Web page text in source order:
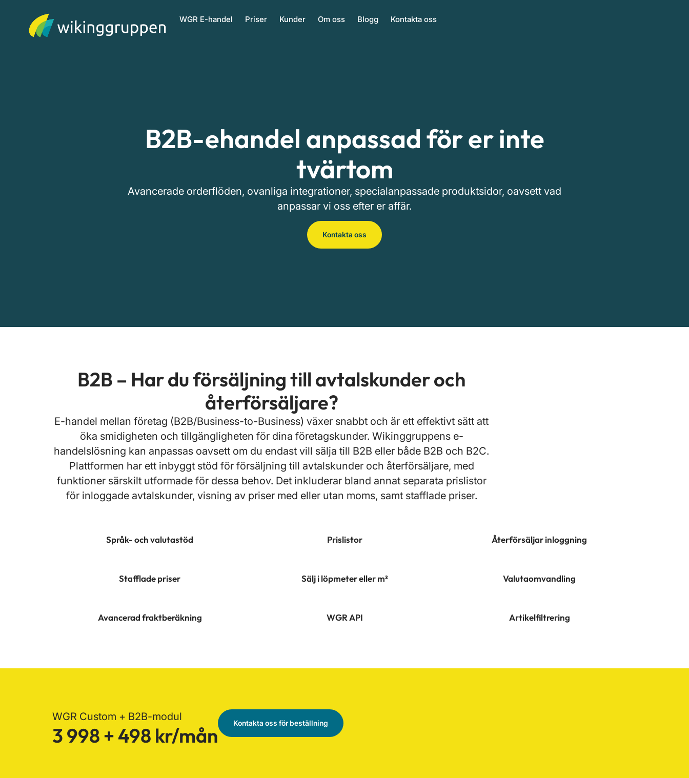
WGR E-handel Priser Kunder Om oss Blogg Kontakta oss
B2B-ehandel anpassad för er inte
tvärtom
Avancerade orderflöden, ovanliga integrationer, specialanpassade produktsidor, oavsett vad
anpassar vi oss efter er affär.
Kontakta oss
B2B – Har du försäljning till avtalskunder och
återförsäljare?
E-handel mellan företag (B2B/Business-to-Business) växer snabbt och är ett effektivt sätt att
öka smidigheten och tillgängligheten för dina företagskunder. Wikinggruppens e-
handelslösning kan anpassas oavsett om du endast vill sälja till B2B eller både B2B och B2C.
Plattformen har ett inbyggt stöd för försäljning till avtalskunder och återförsäljare, med
funktioner särskilt utformade för dessa behov. Det inkluderar bland annat separata prislistor
för inloggade avtalskunder, visning av priser med eller utan moms, samt stafflade priser.
Språk- och valutastöd Prislistor Återförsäljar inloggning
Stafflade priser Sälj i löpmeter eller m² Valutaomvandling
Avancerad fraktberäkning WGR API Artikelfiltrering
WGR Custom + B2B-modul
3 998 + 498 kr/mån Kontakta oss för beställning